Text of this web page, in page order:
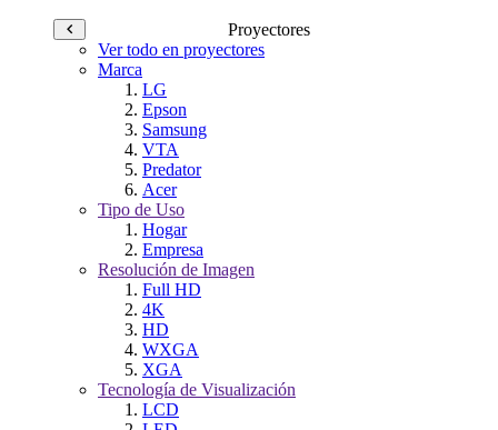
Proyectores
Ver todo en proyectores
Marca
LG
Epson
Samsung
VTA
Predator
Acer
Tipo de Uso
Hogar
Empresa
Resolución de Imagen
Full HD
4K
HD
WXGA
XGA
Tecnología de Visualización
LCD